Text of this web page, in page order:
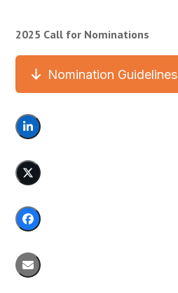
2025 Call for Nominations
Nomination Guidelines